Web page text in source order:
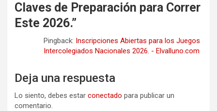
Claves de Preparación para Correr
Este 2026.”
Pingback: Inscripciones Abiertas para los Juegos
Intercolegiados Nacionales 2026. - Elvalluno.com
Deja una respuesta
Lo siento, debes estar conectado para publicar un
comentario.